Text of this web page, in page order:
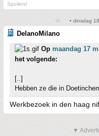
Spoilers!
• dinsdag
DelanoMilano
Op maandag 17
het volgende:
[..]
Hebben ze die in
Werkbezoek in den haag
▼